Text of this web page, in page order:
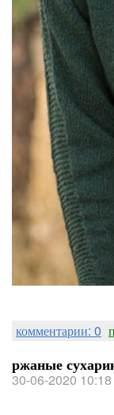
комментарии: 0
ржаные
30-06-2020 10:18